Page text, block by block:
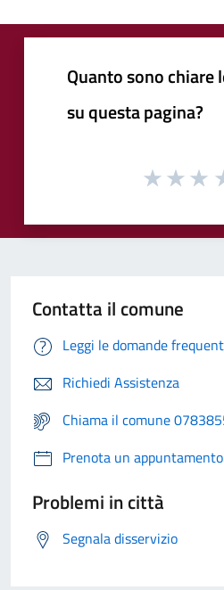
Quanto sono
su questa pagina?
Contatta il comune
Leggi le domande
Richiedi Assistenza
Chiama il comune
Prenota un appuntamento
Problemi in città
Segnala disservizio